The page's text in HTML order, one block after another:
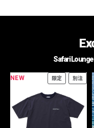
Safari
NEW 限定 別注